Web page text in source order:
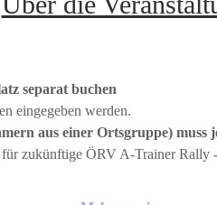
separat buchen
eingegeben werden.
aus einer Ortsgruppe) muss
zukünftige ÖRV A-Trainer Rally